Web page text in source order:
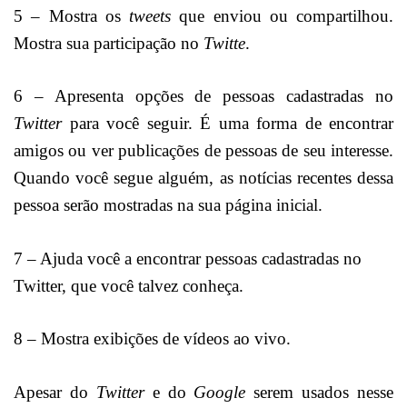
5 – Mostra os tweets que enviou ou compartilhou.
Mostra sua participação no Twitte.
6 – Apresenta opções de pessoas cadastradas no
Twitterpara você seguir. É uma forma de encontrar
amigos ou ver publicações de pessoas de seu interesse.
Quando você segue alguém, as notícias recentes dessa
pessoa serão mostradas na sua página inicial.
7 – Ajuda você a encontrar pessoas cadastradas no
Twitter, que você talvez conheça.
8 – Mostra exibições de vídeos ao vivo.
Apesar do Twittere do Google serem usados nesse